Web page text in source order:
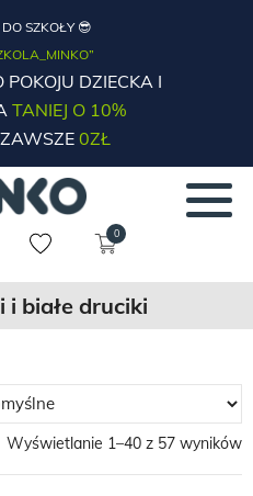
SZKOŁY 😎
DZIECKA I
TANIEJ O 10%
0ZŁ
0
i białe druciki
Wyświetlanie 1–40 z 57 wyników